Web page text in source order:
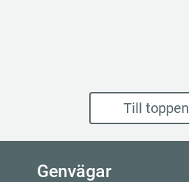
Till toppen
Genvägar